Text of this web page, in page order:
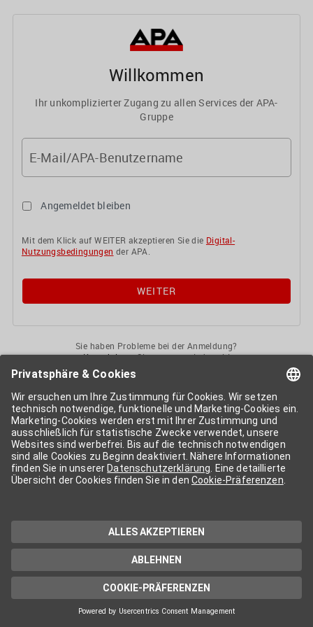
Willkommen
Ihr unkomplizierter Zugang zu allen Services der APA-
Gruppe
E-Mail/APA-Benutzername
Angemeldet bleiben
Mit dem Klick auf WEITER akzeptieren Sie die Digital-
Nutzungsbedingungen der APA.
Sie haben Probleme bei der Anmeldung?
KontaktierenSie uns gerne jederzeit!
APA-User
Services der APA-Gruppe. Für die Nutzung der einzelnen Anwendungen
kann eine weitere Freischaltung nötig sein. Kosten fallen nur nach einer
Bestellung und genauer Kosteninformation an.
Wenn nicht anders erwähnt, gelten dieAllgemeinen
Geschäftsbedingungender APA - Austria Presse Agentur.
Die von Ihnen angegebenen Daten werden ausschließlich für die
Zwecke der Demo-Nutzung bzw. des Vertragsverhältnisses genutzt.
Eine darüber hinaus gehende oder andersartige Verwendung ist nur mit
technischen Support stehen wir Ihnen jederzeit gerne zur Verfügung.
Datenschutzerklärung
Cookie-Präferenzen